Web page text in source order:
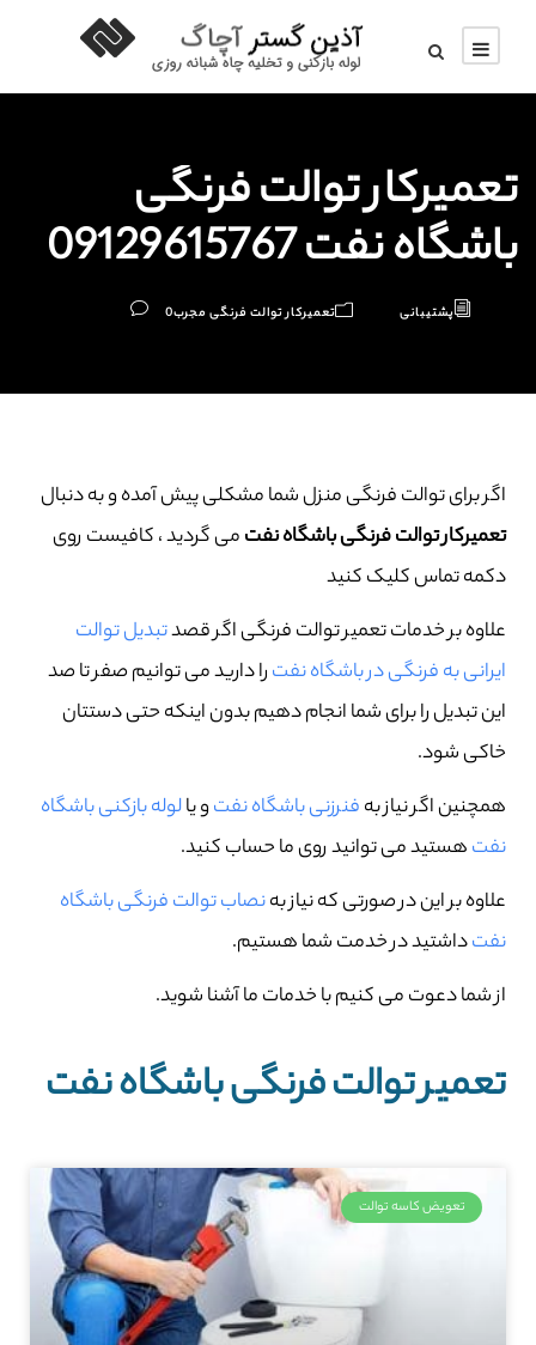
تعمیرکار توالت فرنگی
باشگاه نفت 09129615767
پشتیبانی تعمیرکار توالت فرنگی مجرب0
اگر برای توالت فرنگی منزل شما مشکلی پیش آمده و به دنبال
تعمیرکار توالت فرنگی باشگاه نفتمی گردید ، کافیست روی
دکمه تماس کلیک کنید
علاوه بر خدمات تعمیر توالت فرنگی اگر قصدتبدیل توالت
ایرانی به فرنگی در باشگاه نفترا دارید می توانیم صفر تا صد
این تبدیل را برای شما انجام دهیم بدون اینکه حتی دستتان
خاکی شود.
همچنین اگر نیاز بهفنرزنی باشگاه نفتو یالوله بازکنی باشگاه
نفتهستید می توانید روی ما حساب کنید.
علاوه بر این در صورتی که نیاز بهنصاب توالت فرنگی باشگاه
نفتداشتید در خدمت شما هستیم.
از شما دعوت می کنیم با خدمات ما آشنا شوید.
تعمیر توالت فرنگی باشگاه نفت
تعویض کاسه توالت